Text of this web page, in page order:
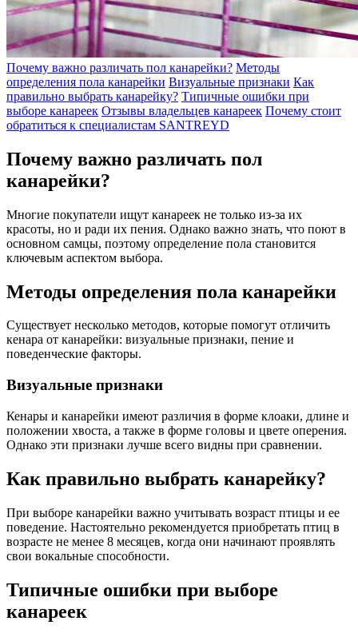
Почему важно различать пол канарейки? Методы
определения пола канарейки Визуальные признаки Как
правильно выбрать канарейку? Типичные ошибки при
выборе канареек Отзывы владельцев канареек Почему стоит
обратиться к специалистам SANTREYD
Почему важно различать пол
канарейки?
Многие покупатели ищут канареек не только из-за их
красоты, но и ради их пения. Однако важно знать, что поют в
основном самцы, поэтому определение пола становится
ключевым аспектом выбора.
Методы определения пола канарейки
Существует несколько методов, которые помогут отличить
кенара от канарейки: визуальные признаки, пение и
поведенческие факторы.
Визуальные признаки
Кенары и канарейки имеют различия в форме клоаки, длине и
положении хвоста, а также в форме головы и цвете оперения.
Однако эти признаки лучше всего видны при сравнении.
Как правильно выбрать канарейку?
При выборе канарейки важно учитывать возраст птицы и ее
поведение. Настоятельно рекомендуется приобретать птиц в
возрасте не менее 8 месяцев, когда они начинают проявлять
свои вокальные способности.
Типичные ошибки при выборе
канареек